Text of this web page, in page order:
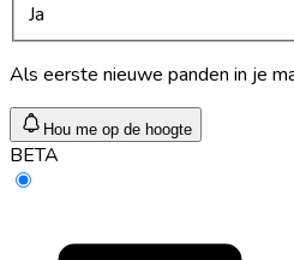
Ja
Als eerste nieuwe panden in je
Hou me op de hoogte
BETA